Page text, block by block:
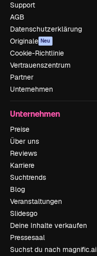
Support
AGB
Datenschutzerklärung
Originale Neu
Cookie-Richtlinie
Vertrauenszentrum
Partner
Unternehmen
Unternehmen
Preise
Über uns
Reviews
Karriere
Suchtrends
Blog
Veranstaltungen
Slidesgo
Deine Inhalte verkaufen
Pressesaal
Suchst du nach magnific.ai